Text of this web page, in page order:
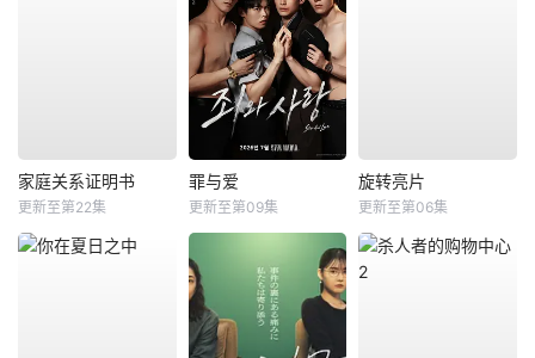
家庭关系证明书
更新至第22集
罪与爱
更新至第09集
旋转亮片
更新至第06集